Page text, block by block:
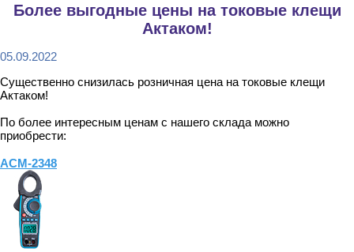
Более выгодные цены на токовые клещи
Актаком!
05.09.2022
Существенно снизилась розничная цена на токовые клещи
Актаком!
По более интересным ценам с нашего склада можно
приобрести:
АСМ-2348